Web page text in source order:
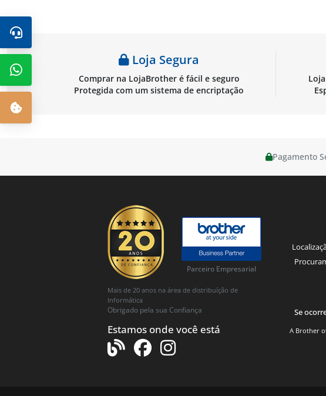
Loja Segura
Comprar na LojaBrother é fácil e seguro
Protegida com um sistema de encriptação
Pagamento
Parceiro Empresarial
Mais de 20 anos na área de distribuíção de
Informática
Obrigado pela sua Confiança
Estamos onde você está
Se
A Brother